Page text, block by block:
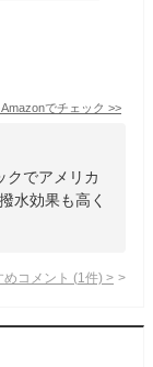
Amazonでチェック >>
クでアメリカ
水効果も高く
コメント (1 件) >